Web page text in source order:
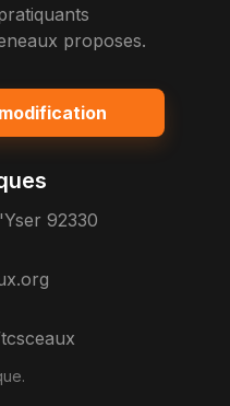
proposes.
92330
.